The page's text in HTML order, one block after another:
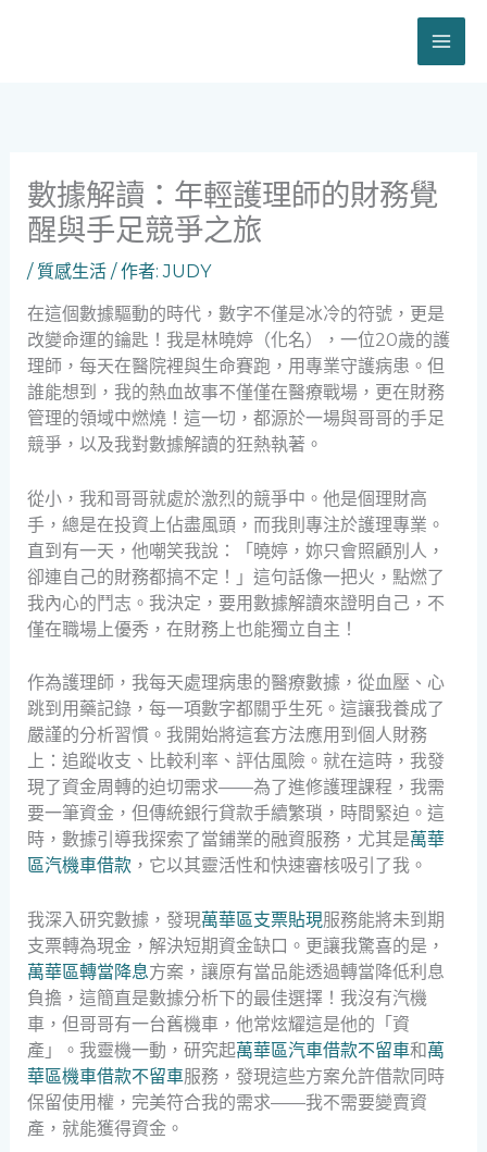
數據解讀：年輕護理師的財務覺
醒與手足競爭之旅
/ 質感生活/ 作者:JUDY
在這個數據驅動的時代，數字不僅是冰冷的符號，更是
改變命運的鑰匙！我是林曉婷（化名），一位20歲的護
理師，每天在醫院裡與生命賽跑，用專業守護病患。但
誰能想到，我的熱血故事不僅僅在醫療戰場，更在財務
管理的領域中燃燒！這一切，都源於一場與哥哥的手足
競爭，以及我對數據解讀的狂熱執著。
從小，我和哥哥就處於激烈的競爭中。他是個理財高
手，總是在投資上佔盡風頭，而我則專注於護理專業。
直到有一天，他嘲笑我說：「曉婷，妳只會照顧別人，
卻連自己的財務都搞不定！」這句話像一把火，點燃了
我內心的鬥志。我決定，要用數據解讀來證明自己，不
僅在職場上優秀，在財務上也能獨立自主！
作為護理師，我每天處理病患的醫療數據，從血壓、心
跳到用藥記錄，每一項數字都關乎生死。這讓我養成了
嚴謹的分析習慣。我開始將這套方法應用到個人財務
上：追蹤收支、比較利率、評估風險。就在這時，我發
現了資金周轉的迫切需求——為了進修護理課程，我需
要一筆資金，但傳統銀行貸款手續繁瑣，時間緊迫。這
時，數據引導我探索了當鋪業的融資服務，尤其是萬華
區汽機車借款，它以其靈活性和快速審核吸引了我。
我深入研究數據，發現萬華區支票貼現服務能將未到期
支票轉為現金，解決短期資金缺口。更讓我驚喜的是，
萬華區轉當降息方案，讓原有當品能透過轉當降低利息
負擔，這簡直是數據分析下的最佳選擇！我沒有汽機
車，但哥哥有一台舊機車，他常炫耀這是他的「資
產」。我靈機一動，研究起萬華區汽車借款不留車和萬
華區機車借款不留車服務，發現這些方案允許借款同時
保留使用權，完美符合我的需求——我不需要變賣資
產，就能獲得資金。